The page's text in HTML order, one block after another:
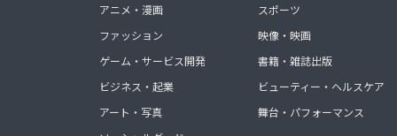
アニメ・漫画
ファッション
ゲーム・サービス開発
ビジネス・起業
アート・写真
スポーツ
映像・映画
書籍・雑誌出版
ビューティー・ヘルスケア
舞台・パフォーマンス